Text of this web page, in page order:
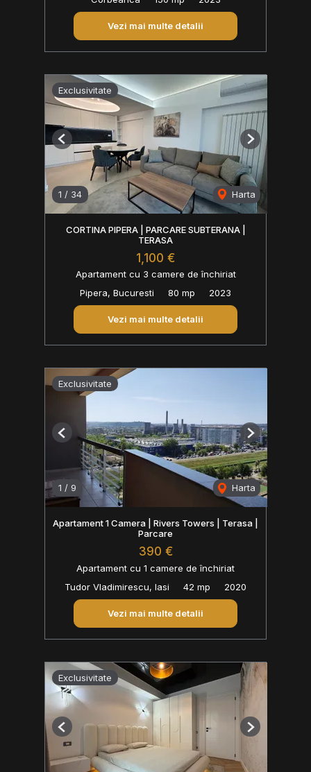
Vezi mai multe detalii
Exclusivitate
1 / 34 Harta
Previous Next
CORTINA PIPERA | PARCARE SUBTERANA |
TERASA
1,100 €
Apartament cu 3 camere de închiriat
Pipera, Bucuresti
80 mp 2023
Vezi mai multe detalii
Exclusivitate
1 / 9 Harta
Previous Next
Apartament 1 Camera | Rivers Towers | Terasa |
Parcare
390 €
Apartament cu 1 camere de închiriat
Tudor Vladimirescu, Iasi
42 mp 2020
Vezi mai multe detalii
Exclusivitate
Previous Next